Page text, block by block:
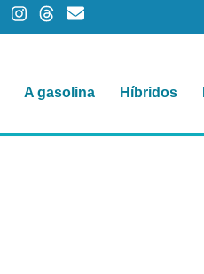
A gasolina Híbridos